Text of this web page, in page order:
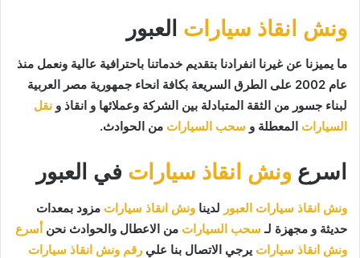
ونش انقاذ سيارات العبور
ما يميزنا عن غيرنا انفرادنا بتقديم خدماتنا باحترافية عالية ونعمل منذ
عام 2002 على الطرق السريعة بكافة انحاء جمهورية مصر العربية
لبناء جسور من الثقة المتبادلة بين الشركة وعملائها و انقاذ و نقل
السيارات المعطلة و سحب السيارات من الحوادث.
اسرع ونش انقاذ سيارات في العبور
ونش انقاذ سيارات العبور لدينا ونش انقاذ سيارات مزود بمعدات
حديثة و مجهزة لـ سحب السيارات من الاعطال والحوادث نحن أسرع
ونش انقاذ سيارات يرجي الاتصال بنا علي رقم ونش انقاذ سيارات